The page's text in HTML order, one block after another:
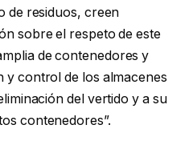
de residuos, creen
sobre el respeto de este
de contenedores y
y control de los almacenes
del vertido y a su
contenedores”.